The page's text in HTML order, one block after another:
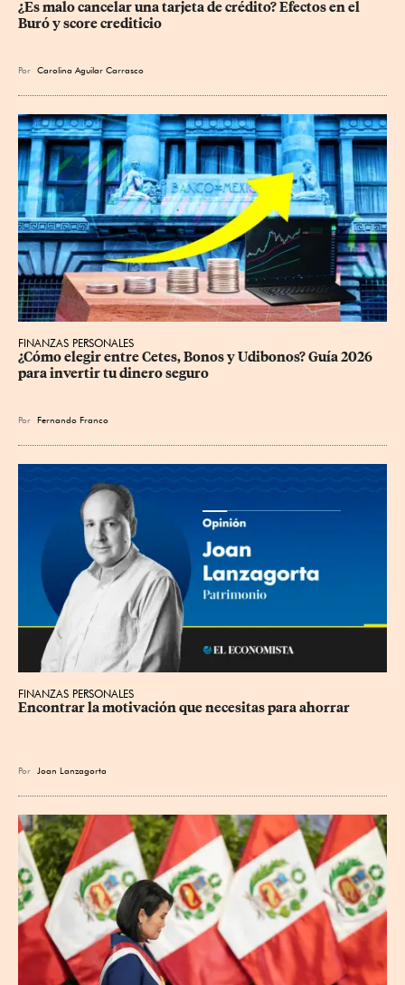
¿Es malo cancelar una tarjeta de crédito? Efectos en el
Buró y score crediticio
Por Carolina Aguilar Carrasco
FINANZAS PERSONALES
¿Cómo elegir entre Cetes, Bonos y Udibonos? Guía 2026
para invertir tu dinero seguro
Por Fernando Franco
FINANZAS PERSONALES
Encontrar la motivación que necesitas para ahorrar
Por Joan Lanzagorta